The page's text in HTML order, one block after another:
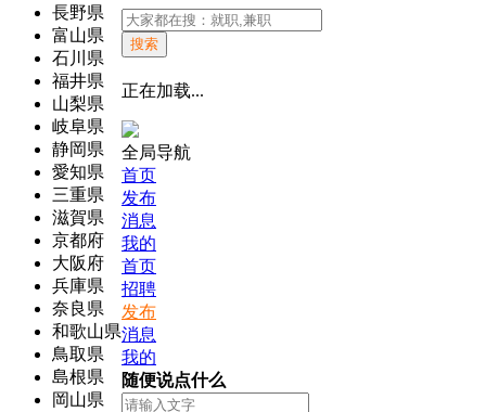
長野県
富山県
石川県
福井県
山梨県
岐阜県
静岡県
愛知県
三重県
滋賀県
京都府
大阪府
兵庫県
奈良県
和歌山県
鳥取県
島根県
岡山県
搜索
正在加载...
全局导航
首页
发布
消息
我的
首页
招聘
发布
消息
我的
随便说点什么